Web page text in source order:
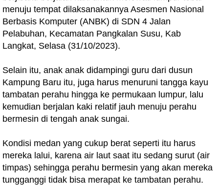
menuju tempat dilaksanakannya Asesmen Nasional
Berbasis Komputer (ANBK) di SDN 4 Jalan
Pelabuhan, Kecamatan Pangkalan Susu, Kab
Langkat, Selasa (31/10/2023).
Selain itu, anak anak didampingi guru dari dusun
Kampung Baru itu, juga harus menuruni tangga kayu
tambatan perahu hingga ke permukaan lumpur, lalu
kemudian berjalan kaki relatif jauh menuju perahu
bermesin di tengah anak sungai.
Kondisi medan yang cukup berat seperti itu harus
mereka lalui, karena air laut saat itu sedang surut (air
timpas) sehingga perahu bermesin yang akan mereka
tungganggi tidak bisa merapat ke tambatan perahu.